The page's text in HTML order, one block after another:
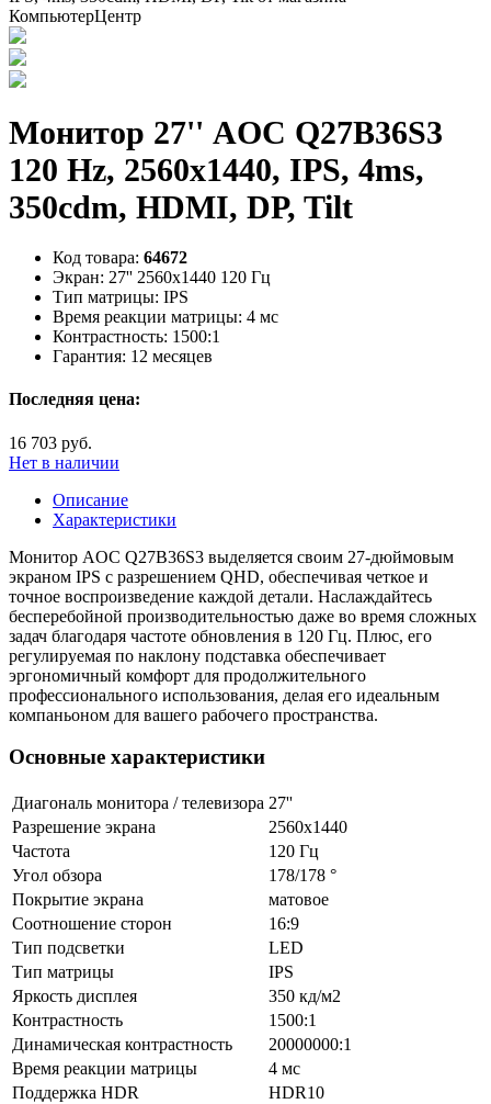
Монитор 27'' AOC Q27B36S3
120 Hz, 2560x1440, IPS, 4ms,
350cdm, HDMI, DP, Tilt
Код товара: 64672
Экран: 27'' 2560x1440 120 Гц
Тип матрицы: IPS
Время реакции матрицы: 4 мс
Контрастность: 1500:1
Гарантия: 12 месяцев
Последняя цена:
16 703 руб.
Нет в наличии
Описание
Характеристики
Монитор AOC Q27B36S3 выделяется своим 27-дюймовым
экраном IPS с разрешением QHD, обеспечивая четкое и
точное воспроизведение каждой детали. Наслаждайтесь
бесперебойной производительностью даже во время сложных
задач благодаря частоте обновления в 120 Гц. Плюс, его
регулируемая по наклону подставка обеспечивает
эргономичный комфорт для продолжительного
профессионального использования, делая его идеальным
компаньоном для вашего рабочего пространства.
Основные характеристики
Диагональ монитора / телевизора 27''
Разрешение экрана
2560x1440
Частота
120 Гц
Угол обзора
178/178 °
Покрытие экрана
матовое
Соотношение сторон
16:9
Тип подсветки
LED
Тип матрицы
IPS
Яркость дисплея
350 кд/м2
Контрастность
1500:1
Динамическая контрастность
20000000:1
Время реакции матрицы
4 мс
Поддержка HDR
HDR10